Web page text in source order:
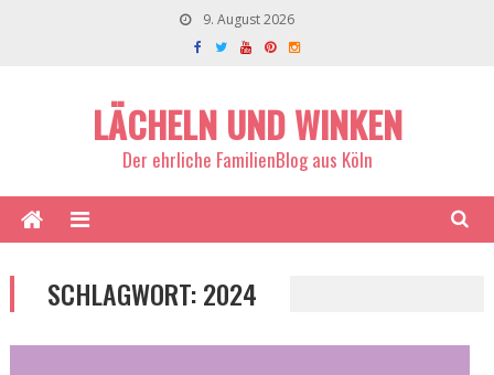
9. August 2026
LÄCHELN UND WINKEN
Der ehrliche FamilienBlog aus Köln
SCHLAGWORT:2024